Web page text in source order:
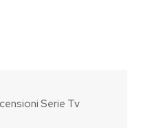
Serie Tv